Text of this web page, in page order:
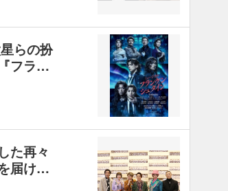
らの扮
フラ…
た再々
届け…